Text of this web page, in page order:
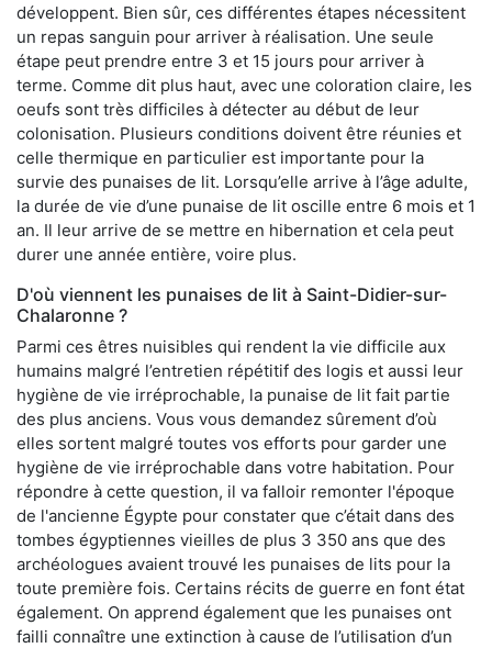
développent. Bien sûr, ces différentes étapes nécessitent
un repas sanguin pour arriver à réalisation. Une seule
étape peut prendre entre 3 et 15 jours pour arriver à
terme. Comme dit plus haut, avec une coloration claire, les
oeufs sont très difficiles à détecter au début de leur
colonisation. Plusieurs conditions doivent être réunies et
celle thermique en particulier est importante pour la
survie des punaises de lit. Lorsqu’elle arrive à l’âge adulte,
la durée de vie d’une punaise de lit oscille entre 6 mois et 1
an. Il leur arrive de se mettre en hibernation et cela peut
durer une année entière, voire plus.
D'où viennent les punaises de lit à Saint-Didier-sur-
Chalaronne ?
Parmi ces êtres nuisibles qui rendent la vie difficile aux
humains malgré l’entretien répétitif des logis et aussi leur
hygiène de vie irréprochable, la punaise de lit fait partie
des plus anciens. Vous vous demandez sûrement d’où
elles sortent malgré toutes vos efforts pour garder une
hygiène de vie irréprochable dans votre habitation. Pour
répondre à cette question, il va falloir remonter l'époque
de l'ancienne Égypte pour constater que c’était dans des
tombes égyptiennes vieilles de plus 3 350 ans que des
archéologues avaient trouvé les punaises de lits pour la
toute première fois. Certains récits de guerre en font état
également. On apprend également que les punaises ont
failli connaître une extinction à cause de l’utilisation d’un